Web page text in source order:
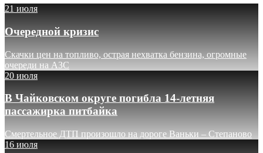
21 июля
Очередной кризис
Скачки цен на топливо, острая нехватка бензина, огромные
очереди на АЗС
20 июля
В Чайковском округе погибла 14-летняя
пассажирка питбайка
Смертельное ДТП произошло на дороге Ваньки – Степаново
16 июля